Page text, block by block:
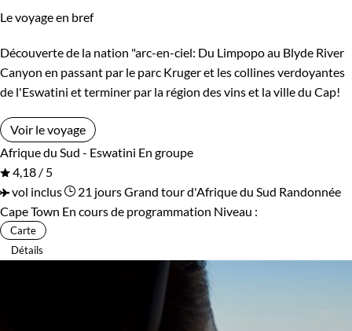
Le voyage en bref
Découverte de la nation "arc-en-ciel: Du Limpopo au Blyde River
Canyon en passant par le parc Kruger et les collines verdoyantes
de l'Eswatini et terminer par la région des vins et la ville du Cap!
Voir le voyage
Afrique du Sud - Eswatini En groupe
4,18 / 5
vol inclus
21 joursGrand tour d'Afrique du Sud Randonnée
Cape Town En cours de programmation Niveau :
Carte
Détails